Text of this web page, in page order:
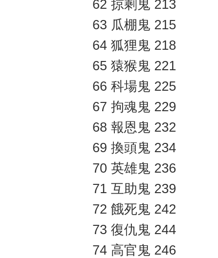
62 掠剩鬼 213
63 瓜棚鬼 215
64 狐狸鬼 218
65 猿猴鬼 221
66 科場鬼 225
67 拘魂鬼 229
68 報恩鬼 232
69 換頭鬼 234
70 英雄鬼 236
71 互助鬼 239
72 餓死鬼 242
73 復仇鬼 244
74 高官鬼 246